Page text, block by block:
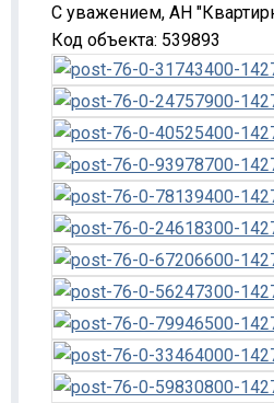
С уважением, АН
Код объекта: 539893